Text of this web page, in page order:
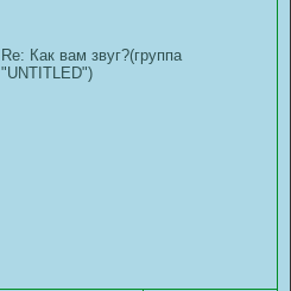
Re: Как вам звуг?(группа
"UNTITLED")